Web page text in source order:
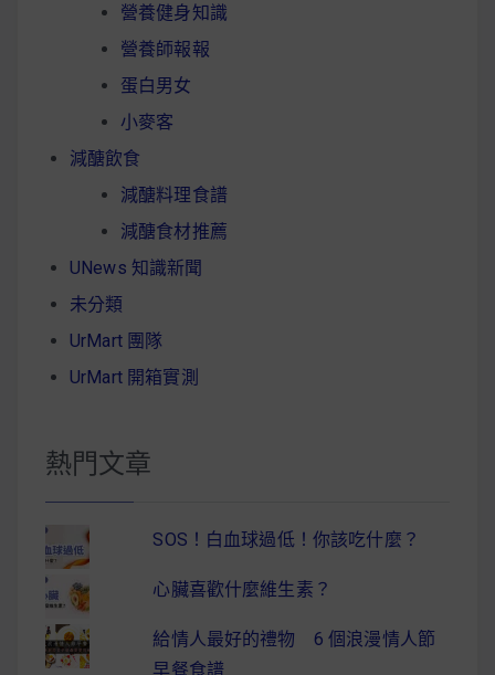
營養健身知識
營養師報報
蛋白男女
小麥客
減醣飲食
減醣料理食譜
減醣食材推薦
UNews 知識新聞
未分類
UrMart 團隊
UrMart 開箱實測
熱門文章
SOS！白血球過低！你該吃什麼？
心臟喜歡什麼維生素？
給情人最好的禮物 6 個浪漫情人節
早餐食譜